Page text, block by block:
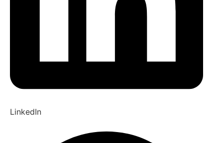
LinkedIn